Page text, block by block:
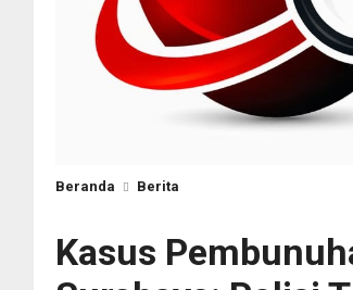
Beranda Berita
Kasus